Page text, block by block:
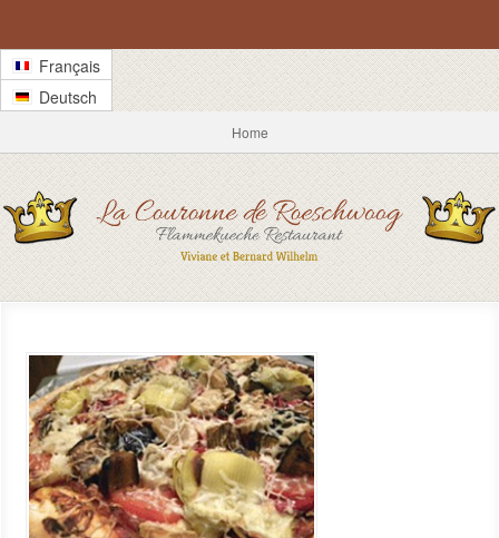
Français
Deutsch
Home